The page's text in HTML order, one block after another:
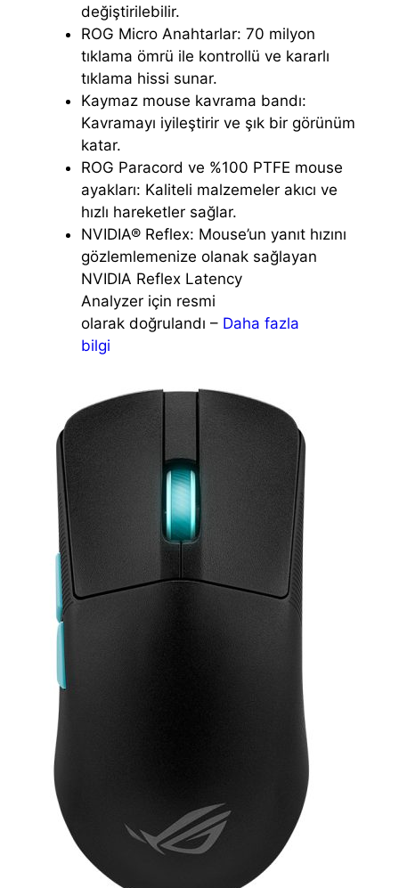
değiştirilebilir.
ROG Micro Anahtarlar: 70 milyon
tıklama ömrü ile kontrollü ve kararlı
tıklama hissi sunar.
Kaymaz mouse kavrama bandı:
Kavramayı iyileştirir ve şık bir görünüm
katar.
ROG Paracord ve %100 PTFE mouse
ayakları: Kaliteli malzemeler akıcı ve
hızlı hareketler sağlar.
NVIDIA® Reflex: Mouse’un yanıt hızını
gözlemlemenize olanak sağlayan
NVIDIA Reflex Latency
Analyzer için resmi
olarak doğrulandı – Daha fazla
bilgi